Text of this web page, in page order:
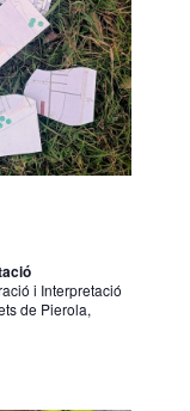
i Interpretació
de Pierola,